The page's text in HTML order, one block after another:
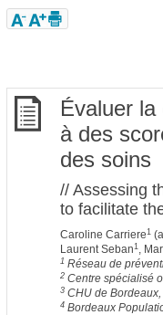
Évaluer la
à des
des soins
// Assessing
to facilitate
Caroline Carriere 1 (
Laurent Seban 1 ,
1 Réseau de
2 Centre spécialisé
3 CHU de
4 Bordeaux